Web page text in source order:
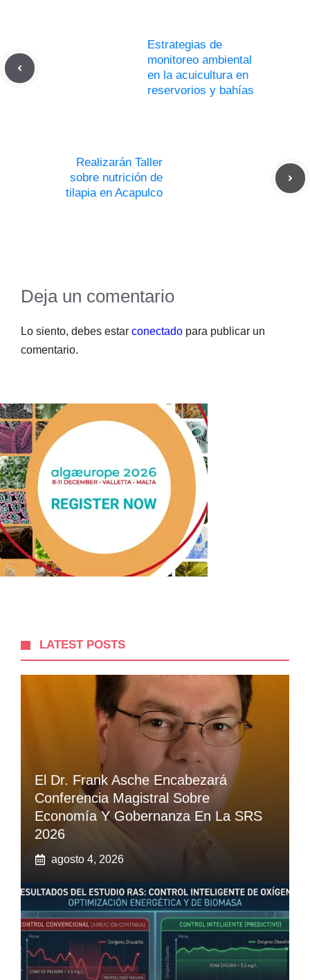
Estrategias de
monitoreo ambiental
en la acuicultura en
reservorios y bahías
Realizarán Taller
sobre nutrición de
tilapia en Acapulco
Deja un comentario
Lo siento, debes estar conectado para publicar un
comentario.
LATEST POSTS
El Dr. Frank Asche Encabezará
Conferencia Magistral Sobre
Economía Y Gobernanza En La SRS
2026
agosto 4, 2026